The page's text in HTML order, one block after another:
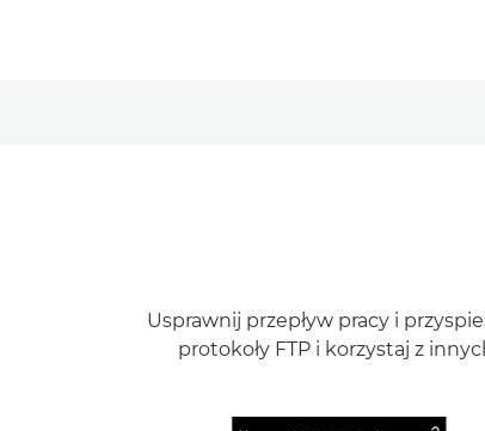
Usprawnij przepływ pracy i
protokoły FTP i korzystaj z